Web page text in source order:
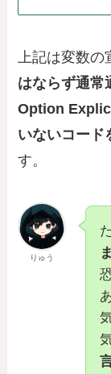
上記は変数
はならず通常
Option
いないコード
す。
りゅう